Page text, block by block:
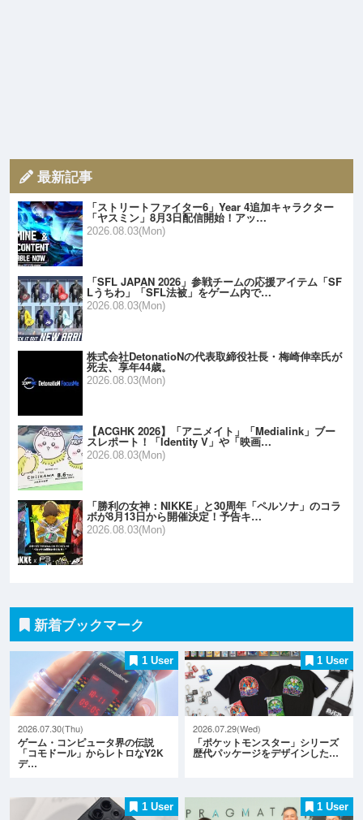
最新記事
「ストリートファイター6」Year 4追加キャラクター
「ヤスミン」8月3日配信開始！アッ…
2026.08.03(Mon)
「SFL JAPAN 2026」参戦チームの応援アイテム「SF
Lうちわ」「SFL法被」をゲーム内で…
2026.08.03(Mon)
株式会社DetonatioNの代表取締役社長・梅崎伸幸氏が
死去、享年44歳。
2026.08.03(Mon)
【ACGHK 2026】「アニメイト」「Medialink」ブー
スレポート！「Identity V」や「映画…
2026.08.03(Mon)
「勝利の女神：NIKKE」と30周年「ペルソナ」のコラ
ボが8月13日から開催決定！予告キ…
2026.08.03(Mon)
新着ブックマーク
1 User
2026.07.30(Thu)
ゲーム・コンピュータ界の伝説
「コモドール」からレトロなY2K
デ…
1 User
2026.07.29(Wed)
「ポケットモンスター」シリーズ
歴代パッケージをデザインした…
1 User 1 User